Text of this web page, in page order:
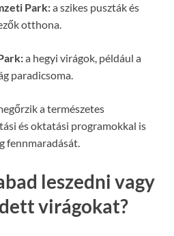
Park:a szikes puszták és
otthona.
a hegyi virágok, például a
paradicsoma.
a természetes
és oktatási programokkal is
fennmaradását.
leszedni vagy
virágokat?